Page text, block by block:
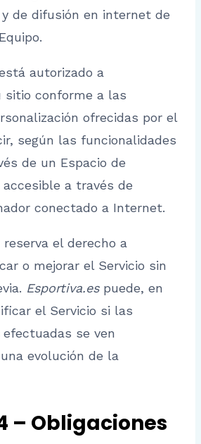
de difusión en internet de
autorizado a
sitio conforme a las
ofrecidas por el
según las funcionalidades
de un Espacio de
a través de
conectado a Internet.
el derecho a
o mejorar el Servicio sin
Esportiva.es puede, en
el Servicio si las
se ven
evolución de la
– Obligaciones